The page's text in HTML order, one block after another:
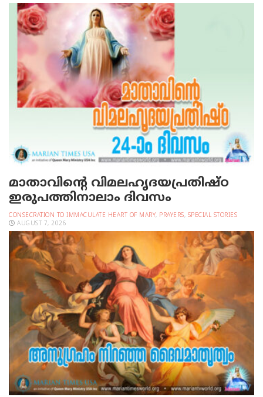
മാതാവിന്റെ വിമലഹൃദയപ്രതിഷ്ഠ
ഇരുപത്തിനാലാം ദിവസം
CONSECRATION TO IMMACULATE HEART OF MARY, PRAYERS, SPECIAL STORIES
AUGUST 7, 2026